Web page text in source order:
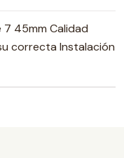
7 45mm Calidad
correcta Instalación